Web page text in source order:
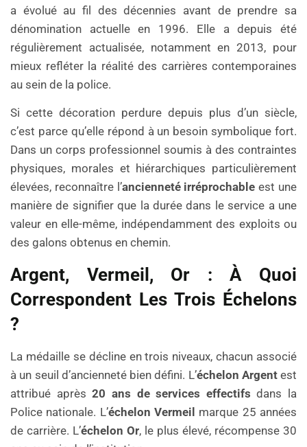
a évolué au fil des décennies avant de prendre sa
dénomination actuelle en 1996. Elle a depuis été
régulièrement actualisée, notamment en 2013, pour
mieux refléter la réalité des carrières contemporaines
au sein de la police.
Si cette décoration perdure depuis plus d’un siècle,
c’est parce qu’elle répond à un besoin symbolique fort.
Dans un corps professionnel soumis à des contraintes
physiques, morales et hiérarchiques particulièrement
élevées, reconnaître l’ancienneté irréprochable est une
manière de signifier que la durée dans le service a une
valeur en elle-même, indépendamment des exploits ou
des galons obtenus en chemin.
Argent, Vermeil, Or : À Quoi
Correspondent Les Trois Échelons
?
La médaille se décline en trois niveaux, chacun associé
à un seuil d’ancienneté bien défini. L’échelon Argentest
attribué après20 ans de services effectifs dans la
Police nationale. L’échelon Vermeil marque 25 années
de carrière. L’échelon Or, le plus élevé, récompense 30